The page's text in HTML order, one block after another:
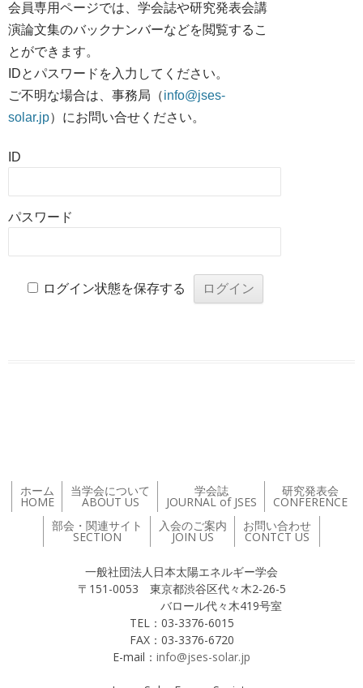
会員専用ページでは、学会誌や研究発表会講
演論文集のバックナンバーなどを閲覧するこ
とができます。
IDとパスワードを入力してください。
ご不明な場合は、事務局（info@jses-
solar.jp）にお問い合せください。
ID
パスワード
ログイン状態を保存する
ホーム
HOME
当学会について
ABOUT US
学会誌
JOURNAL of JSES
研究発表会
CONFERENCE
部会・関連サイト
SECTION
入会のご案内
JOIN US
お問い合わせ
CONTCT US
一般社団法人日本太陽エネルギー学会
〒151-0053 東京都渋谷区代々木2-26-5
バロール代々木419号室
TEL：03-3376-6015
FAX：03-3376-6720
E-mail： info@jses-solar.jp